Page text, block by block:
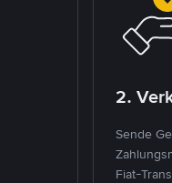
2.
Sende
Fiat-